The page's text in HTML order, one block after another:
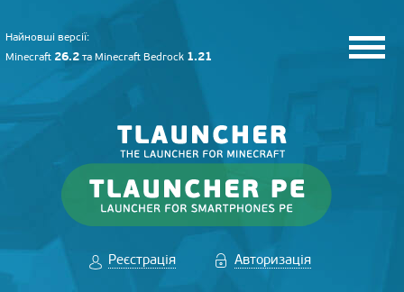
Найновші версії:
Minecraft 26.2 та Minecraft Bedrock 1.21
Реєстрація Авторизація